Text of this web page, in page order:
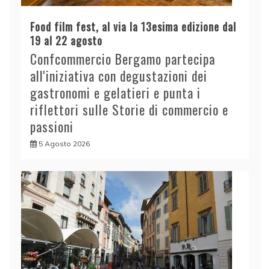
Food film fest, al via la 13esima edizione dal
19 al 22 agosto
Confcommercio Bergamo partecipa
all'iniziativa con degustazioni dei
gastronomi e gelatieri e punta i
riflettori sulle Storie di commercio e
passioni
5 Agosto 2026